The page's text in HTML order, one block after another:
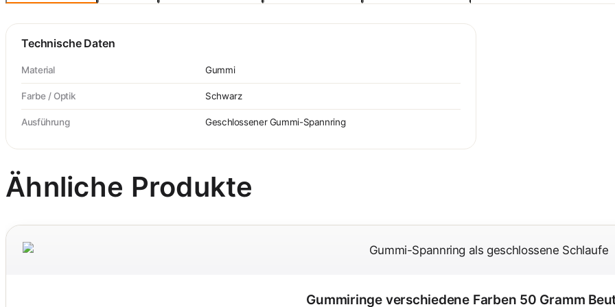
Technische Daten
Material Gummi
Farbe / Optik Schwarz
Ausführung Geschlossener Gummi-Spannring
Ähnliche Produkte
Gummiringe verschiedene Farben 50 Gramm